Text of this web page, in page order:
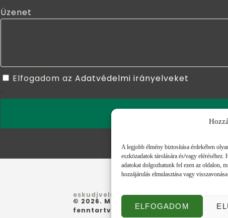
A legjobb élmény biztosítása érdekében
eszközadatok tárolására és/vagy
adatokat dolgozhatunk fel ezen az oldalon,
hozzájárulás elmulasztása vagy
ELFOGADOM
Üzenet
Elfogadom az Adatvédelmi irányelveket
ELKÜLDÖM
eskudjvelunk.hu
© 2026. Minden jog
fenntartva.